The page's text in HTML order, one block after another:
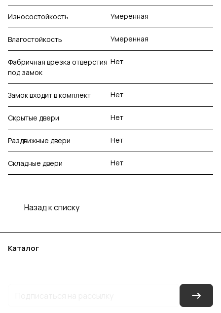
Износостойкость Умеренная
Влагостойкость Умеренная
Фабричная врезка отверстия
под замок
Нет
Замок входит в комплект Нет
Скрытые двери Нет
Раздвижные двери Нет
Складные двери Нет
Назад к списку
Каталог